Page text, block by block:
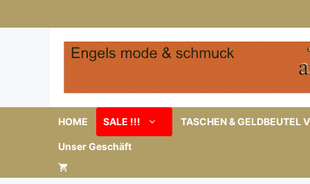
Inhalt
HOME SALE !!! TASCHEN & GELDBEUTEL
Unser Geschäft